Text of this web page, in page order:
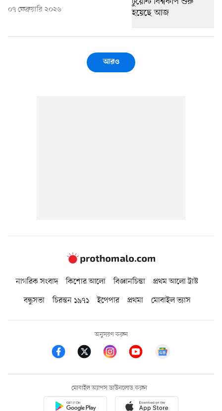
০৭ ফেব্রুয়ারি ২০২৬
আরও
নাগরিক সংবাদ কিশোর আলো বিজ্ঞানচিন্তা
প্রথম আলো ট্রাস্ট
বন্ধুসভা
চিরন্তন ১৯৭১ ইপেপার প্রথমা মোবাইল ভ্যাস
অনুসরণ করুন
মোবাইল অ্যাপস ডাউনলোড করুন